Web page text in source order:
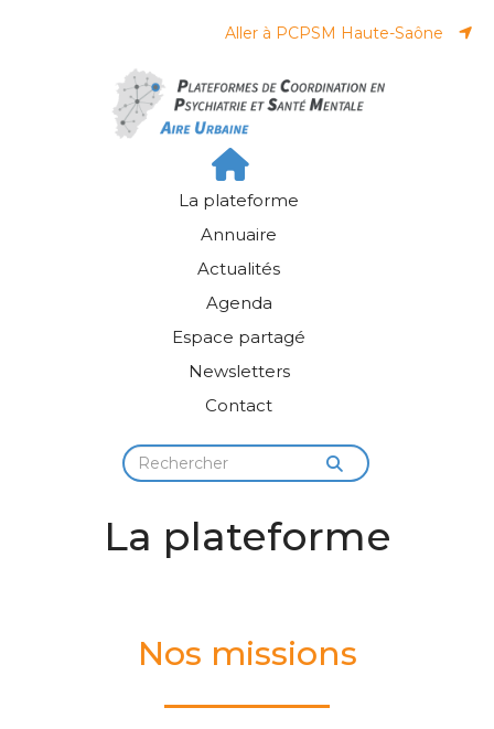
Aller à PCPSM Haute-Saône
La plateforme
Annuaire
Actualités
Agenda
Espace partagé
Newsletters
Contact
La plateforme
Nos missions